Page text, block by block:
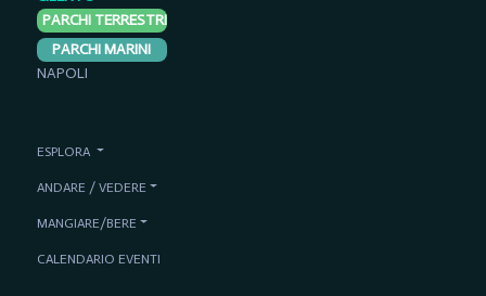
PARCHI TERRESTRI
PARCHI MARINI
NAPOLI
ESPLORA
ANDARE / VEDERE
MANGIARE/BERE
CALENDARIO EVENTI